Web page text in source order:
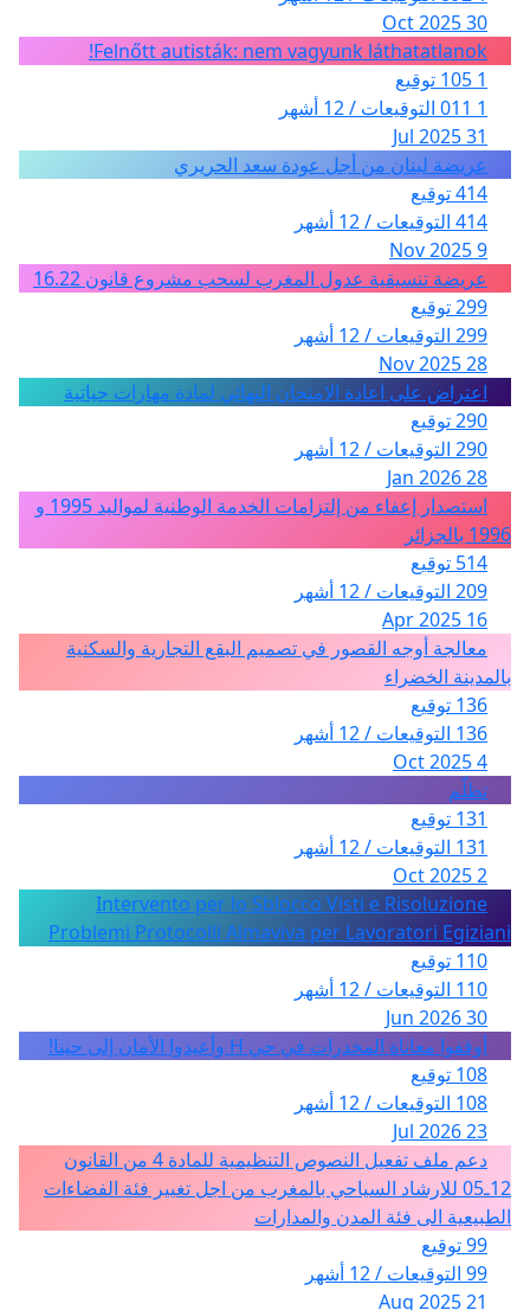
30 Oct 2025
Felnőtt autisták: nem vagyunk láthatatlanok!
1 105 توقيع
1 011 التوقيعات / 12 أشهر
31 Jul 2025
عريضة لبنان من أجل عودة سعد الحريري
414 توقيع
414 التوقيعات / 12 أشهر
9 Nov 2025
عريضة تنسيقية عدول المغرب لسحب مشروع قانون 16.22
299 توقيع
299 التوقيعات / 12 أشهر
28 Nov 2025
اعتراض على اعادة الامتحان النهائي لمادة مهارات حياتية
290 توقيع
290 التوقيعات / 12 أشهر
28 Jan 2026
استصدار إعفاء من إلتزامات الخدمة الوطنية لمواليد 1995 و
1996 بالجزائر
514 توقيع
209 التوقيعات / 12 أشهر
16 Apr 2025
معالجة أوجه القصور في تصميم البقع التجارية والسكنية
بالمدينة الخضراء
136 توقيع
136 التوقيعات / 12 أشهر
4 Oct 2025
تظلّم
131 توقيع
131 التوقيعات / 12 أشهر
2 Oct 2025
Intervento per lo Sblocco Visti e Risoluzione
Problemi Protocolli Almaviva per Lavoratori Egiziani
110 توقيع
110 التوقيعات / 12 أشهر
30 Jun 2026
أوقفوا معاناة المخدرات في حي H وأعيدوا الأمان إلى حينا!
108 توقيع
108 التوقيعات / 12 أشهر
23 Jul 2026
دعم ملف تفعيل النصوص التنظيمية للمادة 4 من القانون
12ـ05 للارشاد السياحي بالمغرب من اجل تغيير فئة الفضاءات
الطبيعية الى فئة المدن والمدارات
99 توقيع
99 التوقيعات / 12 أشهر
21 Aug 2025